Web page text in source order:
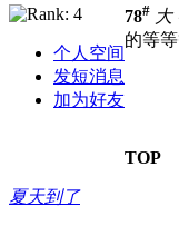
个人空间
发短消息
加为好友
78# 大
的等
TOP
夏天到了